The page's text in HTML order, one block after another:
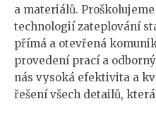
a materiálů.
technologií zateplování
přímá a otevřená
provedení prací a
nás vysoká efektivita a
řešení všech detailů,